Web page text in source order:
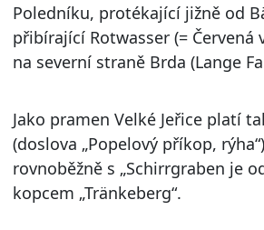
Poledníku, protékající jižně od
přibírající Rotwasser (= Červená
na severní straně Brda (Lange
Jako pramen Velké Jeřice platí
(doslova „Popelový příkop,
rovnoběžně s „Schirrgraben je
kopcem „Tränkeberg“.